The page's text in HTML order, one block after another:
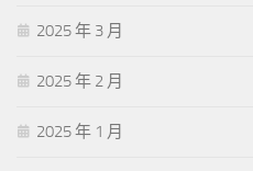
2025 年 3 月
2025 年 2 月
2025 年 1 月